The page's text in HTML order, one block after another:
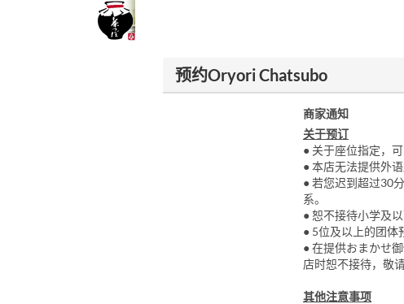
预约Oryori Chatsubo
商家通知
关于预订
● 关于座位指定，
● 本店无法提供外
● 若您迟到超过30
系。
● 恕不接待小学及以
● 5位及以上的团体
● 在提供おまかせ
店时恕不接待，敬请
其他注意事项